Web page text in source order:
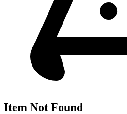
Item Not Found